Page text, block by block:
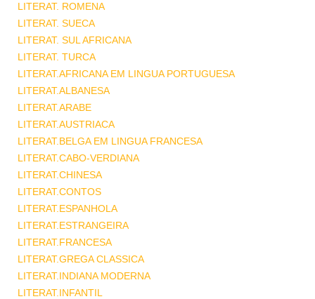
LITERAT. ROMENA
LITERAT. SUECA
LITERAT. SUL AFRICANA
LITERAT. TURCA
LITERAT.AFRICANA EM LINGUA PORTUGUESA
LITERAT.ALBANESA
LITERAT.ARABE
LITERAT.AUSTRIACA
LITERAT.BELGA EM LINGUA FRANCESA
LITERAT.CABO-VERDIANA
LITERAT.CHINESA
LITERAT.CONTOS
LITERAT.ESPANHOLA
LITERAT.ESTRANGEIRA
LITERAT.FRANCESA
LITERAT.GREGA CLASSICA
LITERAT.INDIANA MODERNA
LITERAT.INFANTIL